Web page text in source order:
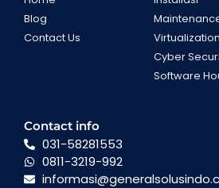
Blog
Contact Us
Virtualization
Cyber
Software
Contact info
031-58281553
0811-3219-992